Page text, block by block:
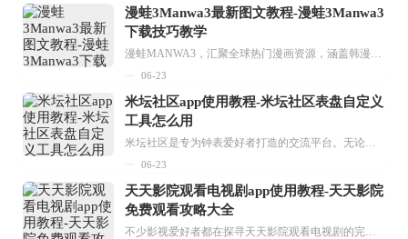
漫蛙3Manwa3最新图文教程-漫蛙3Manwa3
下载技巧教学
漫蛙MANWA3，汇聚全球热门漫画资源，涵盖韩漫、欧美漫画、国漫等多种类型，题材丰富多样，全方位满足用户阅读喜好。它不仅是阅读平台，更是创作平台，为广大用户打造零门槛创作环境。...
06-23
米坛社区app使用教程-米坛社区表盘自定义
工具怎么用
米坛社区是专为钟表爱好者打造的交流平台。无论你是初涉钟表领域的普通爱好者，还是拥有多年收藏经验的资深玩家，都能在此找到属于自己的天地。 无需注册，就能轻松参与其中。通过专业的讨论论坛与丰富的交互功能，你可与世界各地的钟表爱好者畅快交流。若你钟情于钟表，米坛社区无疑是值得一试的理想之选。在这里，你能获取最新的手表资讯，交流见解，提升鉴赏品味，让每一块手表都成为收藏故事中重要的一部分。感兴趣的朋友，不要错过下载机会。...
06-23
天天影院观看电视剧app使用教程-天天影院
免费观看攻略大全
不少影视爱好者都在探寻天天影院观看电视剧的完整方法，结合最新平台使用规则，本篇新手入门攻略全面讲解观看渠道、检索流程、播放设置以及画面模式调整等实用内容。全文适配手机、电脑等主流设备，步骤简洁易懂，无论是初次使用的新手，还是想要优化观影体验的用户，都能参照内容快速上手，熟练掌握平台各项操作技巧，轻松畅享影视内容。...